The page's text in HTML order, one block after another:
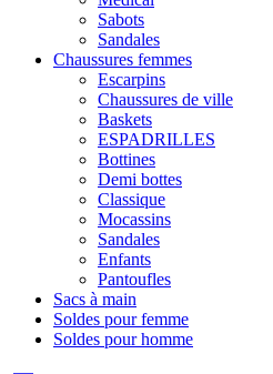
Sabots
Sandales
Chaussures femmes
Escarpins
Chaussures de ville
Baskets
ESPADRILLES
Bottines
Demi bottes
Classique
Mocassins
Sandales
Enfants
Pantoufles
Sacs à main
Soldes pour femme
Soldes pour homme